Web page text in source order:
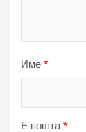
Име *
Е-пошта*